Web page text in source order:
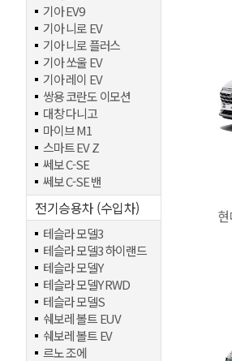
기아 EV9
기아 니로 EV
기아 니로 플러스
기아 쏘울 EV
기아 레이 EV
쌍용 코란도 이모션
대창 다니고
마이브 M1
스마트 EV Z
쎄보 C-SE
쎄보 C-SE 밴
전기승용차 (수입차)
테슬라 모델3
테슬라 모델3 하이랜드
테슬라 모델Y
테슬라 모델Y RWD
테슬라 모델S
쉐보레 볼트 EUV
쉐보레 볼트 EV
르노 조에